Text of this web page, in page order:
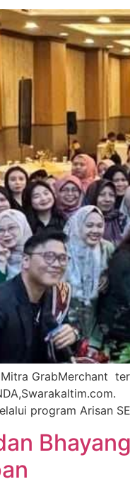
GrabMerchant
program Arisan